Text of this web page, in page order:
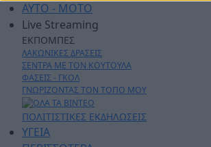
AYTO - MOTO
Live Streaming
ΕΚΠΟΜΠΕΣ
ΛΑΚΩΝΙΚΕΣ ΔΡΑΣΕΙΣ
ΣΕΝΤΡΑ ΜΕ ΤΟΝ ΚΟΥΤΟΥΛΑ
ΦΑΣΕΙΣ - ΓΚΟΛ
ΓΝΩΡΙΖΟΝΤΑΣ ΤΟΝ ΤΟΠΟ ΜΟΥ
ΠΟΛΙΤΙΣΤΙΚΕΣ ΕΚΔΗΛΩΣΕΙΣ
ΥΓΕΙΑ